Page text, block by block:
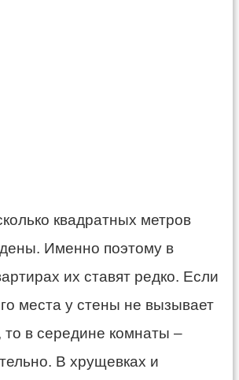
квадратных метров
Именно поэтому в
их ставят редко. Если
места у стены не вызывает
то в середине комнаты –
В хрущевках и